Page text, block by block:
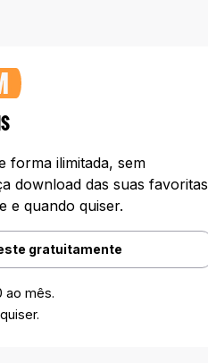
forma ilimitada, sem
download das suas favoritas
e quando quiser.
gratuitamente
ao mês.